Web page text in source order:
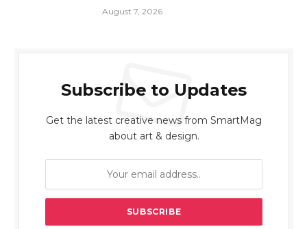
August 7, 2026
Subscribe to Updates
Get the latest creative news from SmartMag
about art & design.